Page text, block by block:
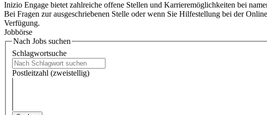
Inizio Engage bietet zahlreiche offene Stellen und Karrieremöglichkeiten bei
Bei Fragen zur ausgeschriebenen Stelle oder wenn Sie Hilfestellung bei der
Verfügung.
Jobbörse
Nach Jobs suchen
Schlagwortsuche
Postleitzahl (zweistellig)